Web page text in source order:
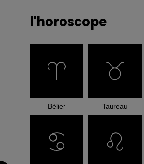
l'horoscope
Bélier Taureau